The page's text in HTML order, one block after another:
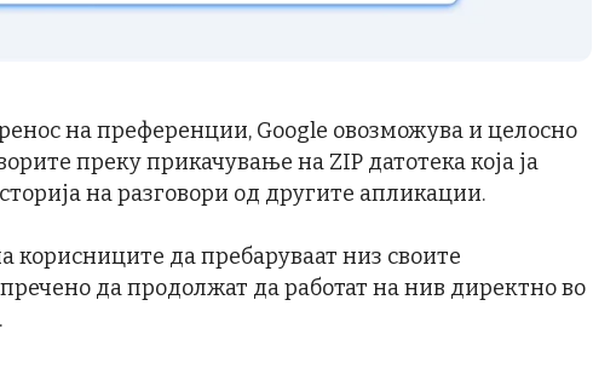
на преференции, Google овозможува и целосно
преку прикачување на ZIP датотека која ја
на разговори од другите апликации.
корисниците да пребаруваат низ своите
да продолжат да работат на нив директно во